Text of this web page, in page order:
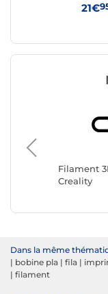
21€
Filament
Creality
Dans la même
| bobine pla | fila |
| filament